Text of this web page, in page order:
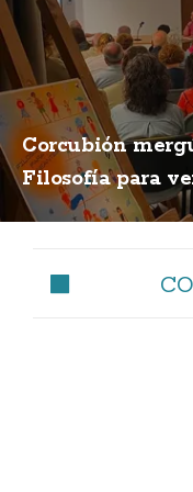
Corcubión
Filosofía para